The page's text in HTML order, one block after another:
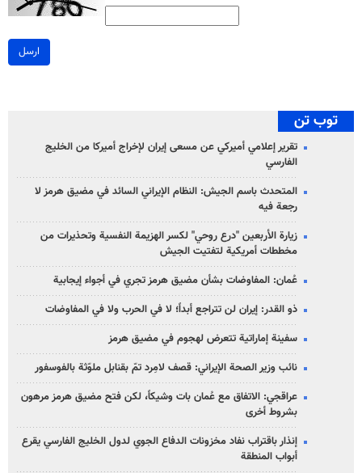
ارسل
توب تن
تقرير إعلامي أميركي عن مسعى إيران لإخراج أميركا من الخليج
الفارسي
المتحدث باسم الجيش: النظام الإيراني السائد في مضيق هرمز لا
رجعة فيه
زيارة الأربعين "درع روحي" لكسر الهزيمة النفسية وتحذيرات من
مخططات أمريكية لتفتيت الجيش
عُمان: المفاوضات بشأن مضيق هرمز تجري في أجواء إيجابية
ذو القدر: إيران لن تتراجع أبداً؛ لا في الحرب ولا في المفاوضات
سفينة إماراتية تتعرض لهجوم في مضيق هرمز
نائب وزير الصحة الإيراني: قصف لامِرد تمّ بقنابل ملوّثة بالفوسفور
عراقجي: الاتفاق مع عُمان بات وشيكاً، لكن فتح مضيق هرمز مرهون
بشروط أخرى
إنذار باقتراب نفاد مخزونات الدفاع الجوي لدول الخليج الفارسي يقرع
أبواب المنطقة